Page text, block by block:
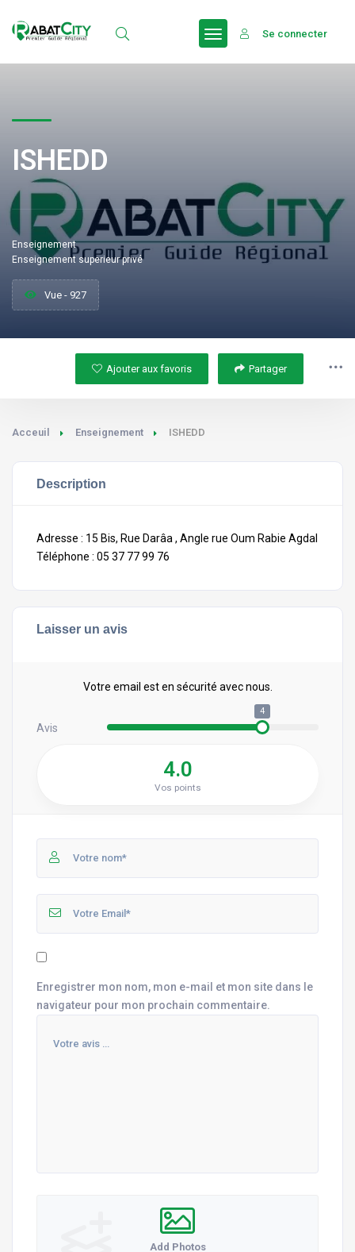
Se connecter
ISHEDD
Enseignement
Enseignement superieur privé
Vue - 927
Ajouter aux favoris Partager
Acceuil Enseignement ISHEDD
Description
Adresse : 15 Bis, Rue Darâa , Angle rue Oum Rabie Agdal
Téléphone : 05 37 77 99 76
Laisser un avis
Votre email est en sécurité avec nous.
Avis
4
4.0
Vos points
Enregistrer mon nom, mon e-mail et mon site dans le
navigateur pour mon prochain commentaire.
Add Photos